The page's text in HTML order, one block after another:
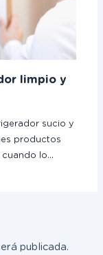
limpio y
sucio y
productos
cuando lo…
publicada.